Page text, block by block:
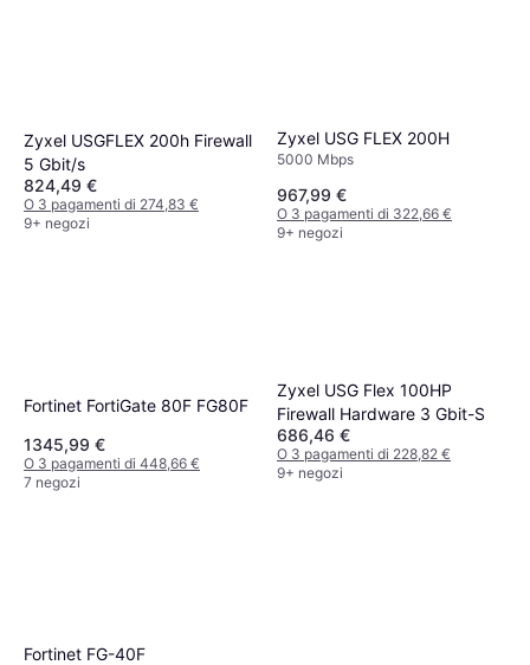
Zyxel USGFLEX 200h Firewall
5 Gbit/s
824,49 €
O 3 pagamenti di 274,83 €
9+ negozi
Zyxel USG FLEX 200H
5000 Mbps
967,99 €
O 3 pagamenti di 322,66 €
9+ negozi
Fortinet FortiGate 80F FG80F
1345,99 €
O 3 pagamenti di 448,66 €
7 negozi
Zyxel USG Flex 100HP
Firewall Hardware 3 Gbit-S
686,46 €
O 3 pagamenti di 228,82 €
9+ negozi
Fortinet FG-40F